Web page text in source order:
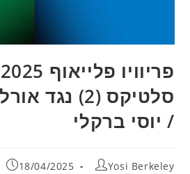
/ יוסי ברקלי
מחבר:
Yosi Berkeley פורסם:
18/04/2025